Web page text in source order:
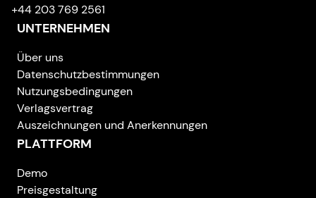
+44 203 769 2561
UNTERNEHMEN
Über uns
Datenschutzbestimmungen
Nutzungsbedingungen
Verlagsvertrag
Auszeichnungen und Anerkennungen
PLATTFORM
Demo
Preisgestaltung